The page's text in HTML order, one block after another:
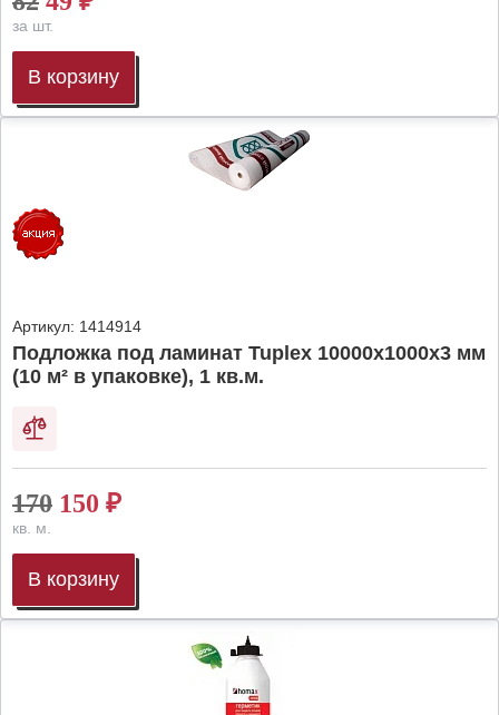
за шт.
В корзину
Артикул: 1414914
Подложка под ламинат Tuplex 10000x1000x3 мм
(10 м² в упаковке), 1 кв.м.
170 150 ₽
кв. м.
В корзину